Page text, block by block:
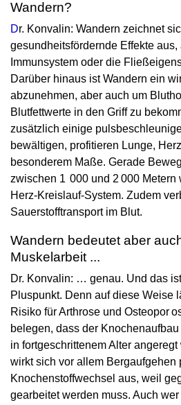
Wandern?
Dr. Konvalin: Wandern zeichnet
gesundheitsfördernde Effekte
Immunsystem oder die
Darüber hinaus ist Wandern ein
abzunehmen, aber auch um
Blutfettwerte in den Griff zu
zusätzlich einige
bewältigen, profitieren Lunge,
besonderem Maße. Gerade
zwischen 1 000 und 2 000 Metern
Herz-Kreislauf-System. Zudem
Sauerstofftransport im Blut.
Wandern bedeutet aber
Muskelarbeit ...
Dr. Konvalin: … genau. Und das
Pluspunkt. Denn auf diese Weise
Risiko für Arthrose und Osteopor
belegen, dass der
in fortgeschrittenem Alter
wirkt sich vor allem Bergaufgehen
Knochenstoffwechsel aus, weil
gearbeitet werden muss. Auch